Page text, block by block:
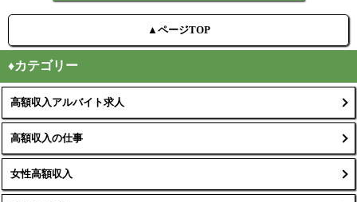
▲ページTOP
♦カテゴリー
高額収入アルバイト求人
高額収入の仕事
女性高額収入